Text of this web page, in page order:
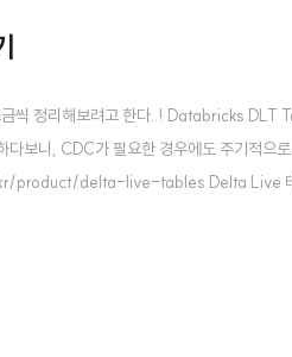
씩 정리해보려고 한다..! Databricks DLT
다보니, CDC가 필요한 경우에도 주기적
kr/product/delta-live-tables Delta